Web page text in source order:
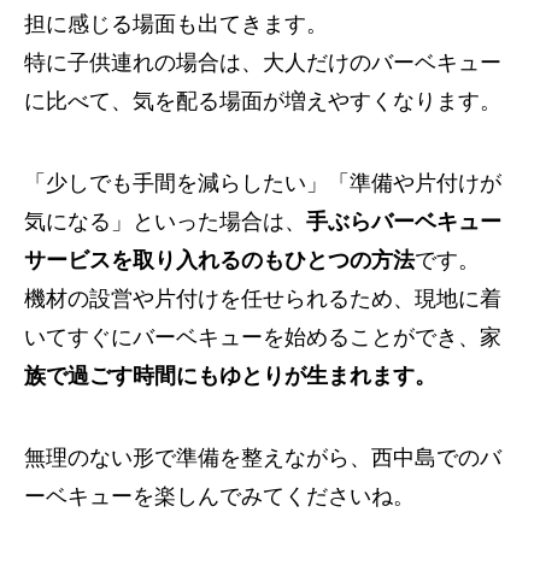
担に感じる場面も出てきます。
特に子供連れの場合は、大人だけのバーベキュー
に比べて、気を配る場面が増えやすくなります。
「少しでも手間を減らしたい」「準備や片付けが
気になる」といった場合は、 手ぶらバーベキュー
サービスを取り入れるのもひとつの方法です。
機材の設営や片付けを任せられるため、現地に着
いてすぐにバーベキューを始めることができ、家
族で過ごす時間にもゆとりが生まれます。
無理のない形で準備を整えながら、西中島でのバ
ーベキューを楽しんでみてくださいね。